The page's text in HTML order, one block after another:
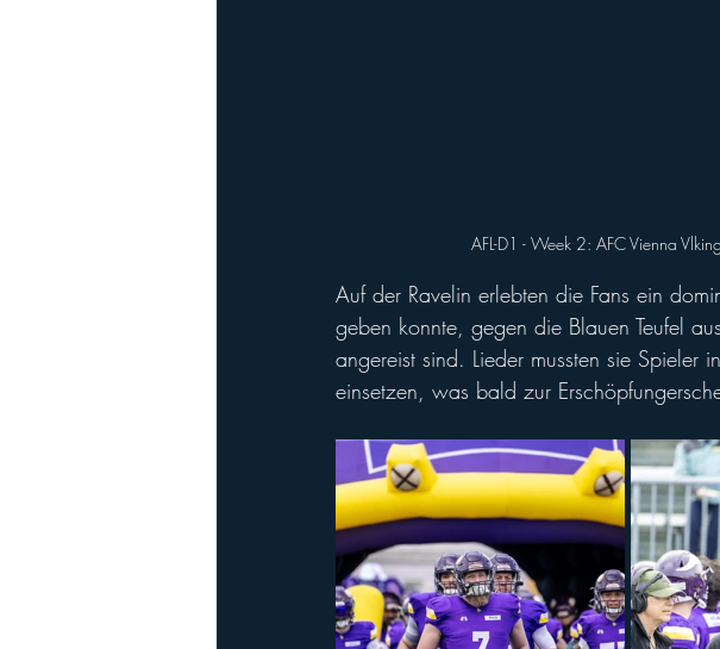
AFL-D1 - Week 2: AFC Vienna
Auf der Ravelin erlebten die Fans ein
geben konnte, gegen die Blauen Teufel
angereist sind. Lieder mussten sie
einsetzen, was bald zur